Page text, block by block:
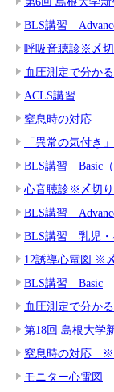
BLS講習
呼吸音聴診※〆
血圧測定で分か
ACLS講習
窒息時の対応
「異常の気付き
BLS講習 Basic（
心音聴診※〆切
BLS講習
BLS講習 乳児・
12誘導心電図 ※
BLS講習 Basic
血圧測定で分か
第18回 島根大学
窒息時の対応 ※
モニター心電図